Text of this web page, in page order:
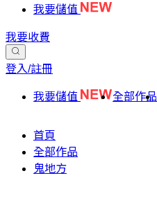
我要儲值
我要收費
登入/註冊
我要儲值 全部作品
首頁
全部作品
鬼地方